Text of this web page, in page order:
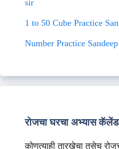
sir
1 to 50 Cube Practice
Number Practice
रोजचा घरचा अभ्यास
कोणत्याही तारखेचा तसेच